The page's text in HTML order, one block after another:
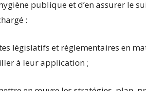
publique et d’en assurer le
:
législatifs et règlementaires en
à leur application ;